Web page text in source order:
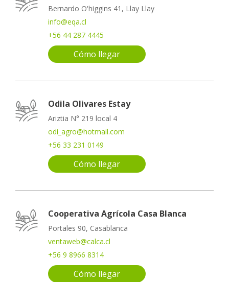
Bernardo O'higgins 41, Llay Llay
info@eqa.cl
+56 44 287 4445
Cómo llegar
Odila Olivares Estay
Ariztia N° 219 local 4
odi_agro@hotmail.com
+56 33 231 0149
Cómo llegar
Cooperativa Agrícola Casa Blanca
Portales 90, Casablanca
ventaweb@calca.cl
+56 9 8966 8314
Cómo llegar